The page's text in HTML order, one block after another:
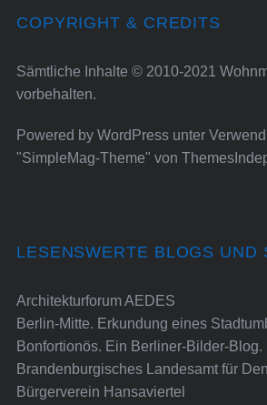
COPYRIGHT & CREDITS
Sämtliche Inhalte © 2010-2021
vorbehalten.
Powered by WordPressunter
"SimpleMag-Theme" von
LESENSWERTE BLOGS UND
Architekturforum AEDES
Berlin-Mitte. Erkundung eines
Bonfortionös. Ein Berliner-Bilder-Blog.
Brandenburgisches Landesamt für
Bürgerverein Hansaviertel